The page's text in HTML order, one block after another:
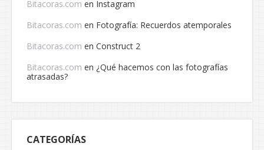
Bitacoras.com en Instagram
Bitacoras.com en Fotografía: Recuerdos atemporales
Bitacoras.com en Construct 2
Bitacoras.com en ¿Qué hacemos con las fotografías
atrasadas?
CATEGORÍAS